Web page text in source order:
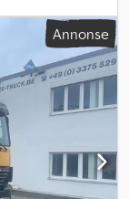
sentral
Annonse